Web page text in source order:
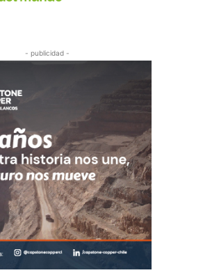
- publicidad -